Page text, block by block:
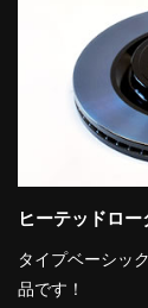
ヒーテッドロ
タイプベーシッ
品です！